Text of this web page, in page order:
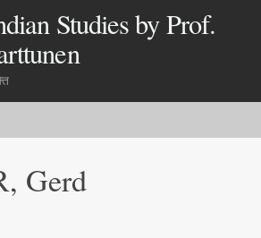
Studies by Prof.
Gerd